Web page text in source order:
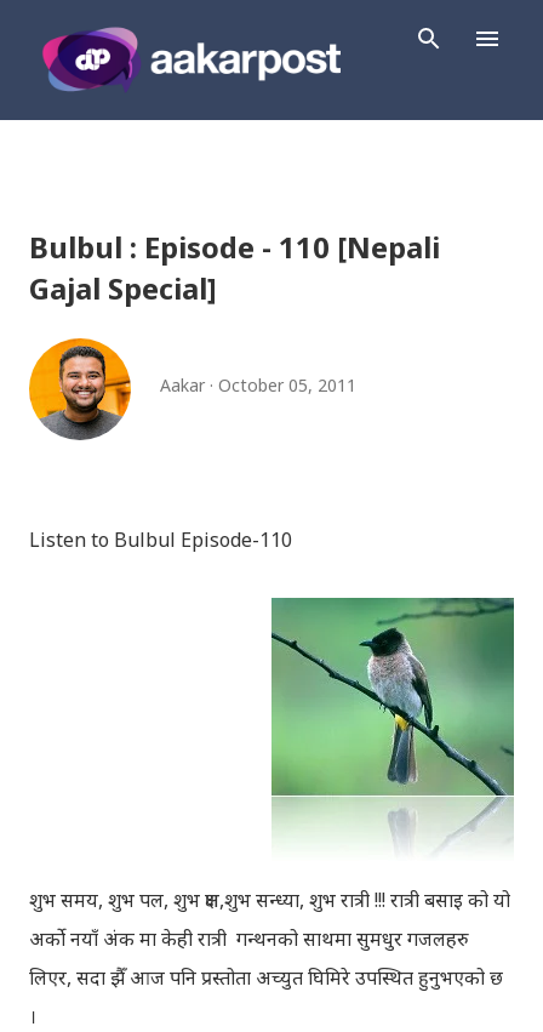
Bulbul : Episode - 110 [Nepali
Gajal Special]
Aakar October 05, 2011
Listen to Bulbul Episode-110
शुभ समय, शुभ पल, शुभ क्षण,शुभ सन्ध्या, शुभ रात्री !!! रात्री बसाइ को यो
अर्को नयाँ अंक मा केही रात्री गन्थनको साथमा सुमधुर गजलहरु
लिएर, सदा झैँ आज पनि प्रस्तोता अच्युत घिमिरे उपस्थित हुनुभएको छ
।